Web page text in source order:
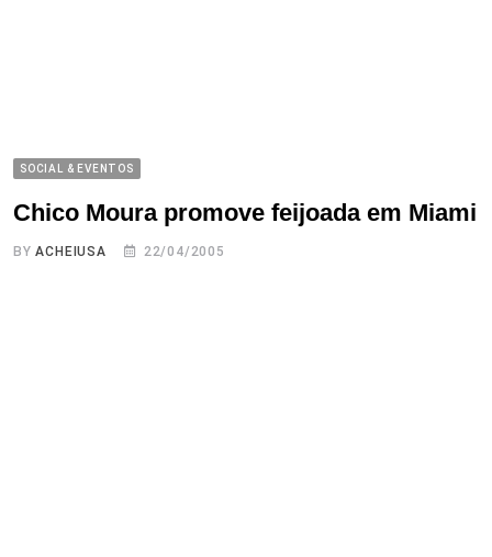
SOCIAL & EVENTOS
Chico Moura promove feijoada em Miami
BYACHEIUSA 22/04/2005